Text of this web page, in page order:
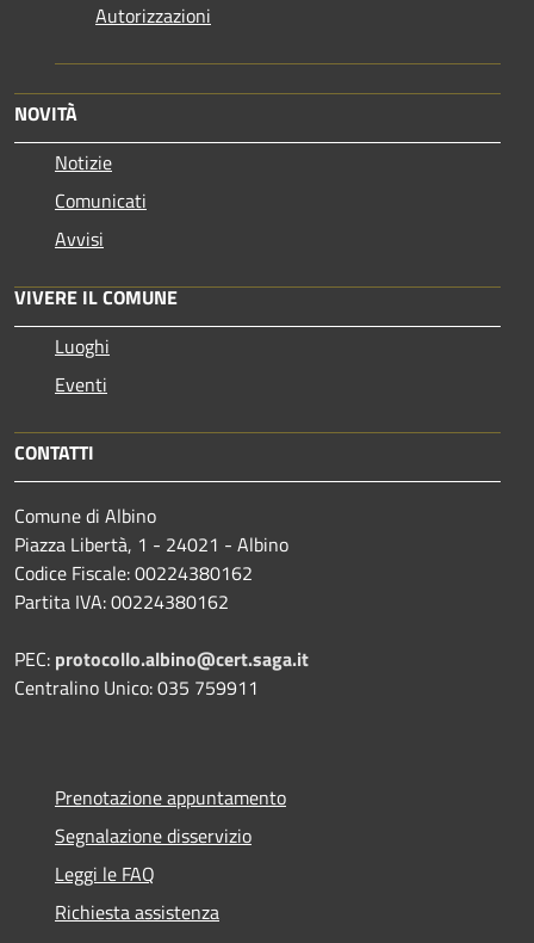
Autorizzazioni
NOVITÀ
Notizie
Comunicati
Avvisi
VIVERE IL COMUNE
Luoghi
Eventi
CONTATTI
Comune di Albino
Piazza Libertà, 1 - 24021 - Albino
Codice Fiscale: 00224380162
Partita IVA: 00224380162
PEC: protocollo.albino@cert.saga.it
Centralino Unico: 035 759911
Prenotazione appuntamento
Segnalazione disservizio
Leggi le FAQ
Richiesta assistenza